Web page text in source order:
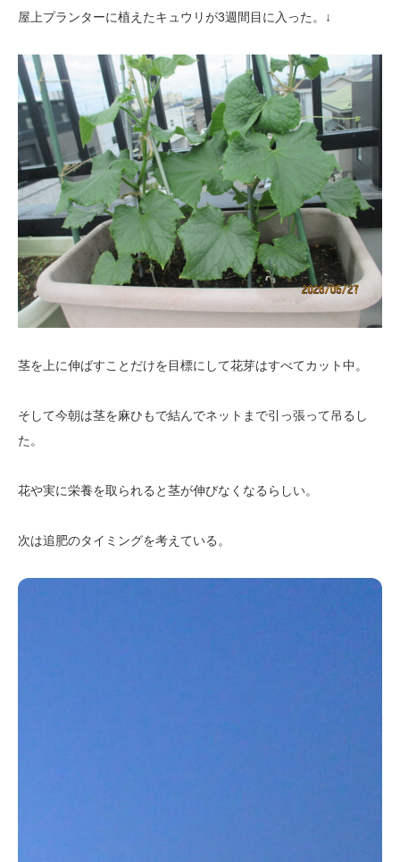
屋上プランターに植えたキュウリが3週間目に入った。↓
茎を上に伸ばすことだけを目標にして花芽はすべてカット中。
そして今朝は茎を麻ひもで結んでネットまで引っ張って吊るし
た。
花や実に栄養を取られると茎が伸びなくなるらしい。
次は追肥のタイミングを考えている。